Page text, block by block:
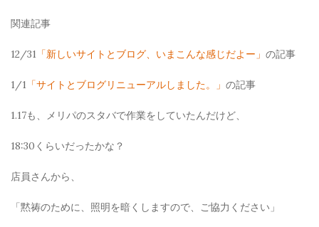
関連記事
12/31 「新しいサイトとブログ、いまこんな感じだよー」 の記事
1/1 「サイトとブログリニューアルしました。」 の記事
1.17も、メリパのスタバで作業をしていたんだけど、
18:30くらいだったかな？
店員さんから、
「黙祷のために、照明を暗くしますので、ご協力ください」